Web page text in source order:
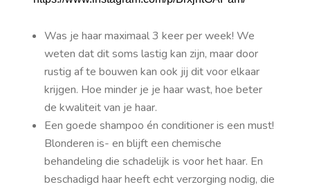
Was je haar maximaal 3 keer per week! We
weten dat dit soms lastig kan zijn, maar door
rustig af te bouwen kan ook jij dit voor elkaar
krijgen. Hoe minder je je haar wast, hoe beter
de kwaliteit van je haar.
Een goede shampoo én conditioner is een must!
Blonderen is- en blijft een chemische
behandeling die schadelijk is voor het haar. En
beschadigd haar heeft echt verzorging nodig, die